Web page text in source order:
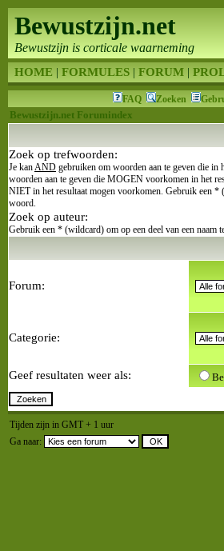
FAQ Zoeken
Bewustzijn.net Forumindex
Zoek op trefwoorden:
Je kanAND gebruiken om woorden aan te geven die
woorden aan te geven die MOGEN voorkomen in het
NIET in het resultaat mogen voorkomen. Gebruik een *
woord.
Zoek op auteur:
Gebruik een * (wildcard) om op een deel van een naam
Forum:
Categorie:
Geef resultaten weer als:
Tijden zijn in GMT + 1 uur
Ga naar:
Bewustzijn.net
Bewustzijn is corticale waarneming
HOME | FORMULES | FORUM |